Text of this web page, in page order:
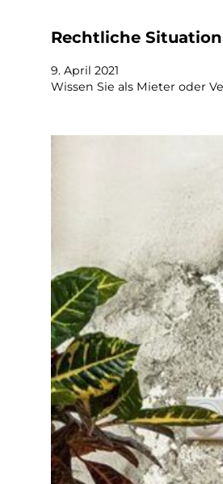
Rechtliche
9. April 2021
Wissen Sie als Mieter oder